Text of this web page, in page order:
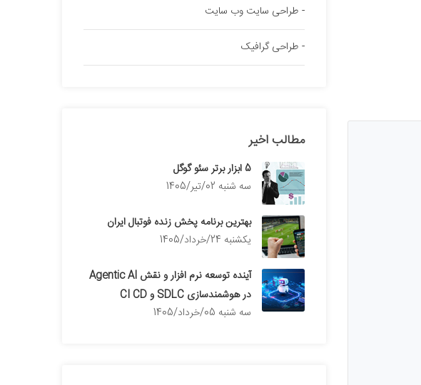
طراحی سایت وب سایت
طراحی گرافیک
مطالب اخیر
5 ابزار برتر سئو گوگل
سه شنبه 02/تیر/1405
بهترین برنامه پخش زنده فوتبال ایران
يكشنبه 24/خرداد/1405
آینده توسعه نرم افزار و نقش Agentic AI
در هوشمندسازی SDLC و CI CD
سه شنبه 05/خرداد/1405